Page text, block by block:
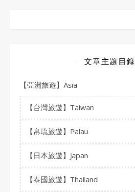
文章主題目錄
【亞洲旅遊】Asia
【台灣旅遊】Taiwan
【帛琉旅遊】Palau
【日本旅遊】Japan
【泰國旅遊】Thailand